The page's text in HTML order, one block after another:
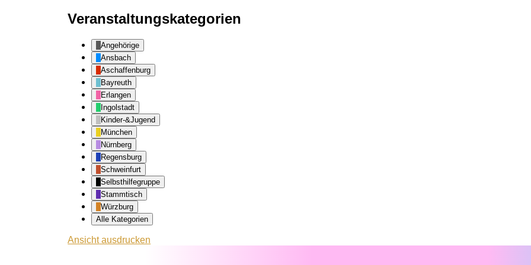
Veranstaltungskategorien
Angehörige
Ansbach
Aschaffenburg
Bayreuth
Erlangen
Ingolstadt
Kinder-&Jugend
München
Nürnberg
Regensburg
Schweinfurt
Selbsthilfegruppe
Stammtisch
Würzburg
Alle Kategorien
Ansichtausdrucken